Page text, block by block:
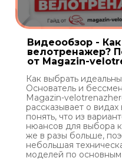
Видеообзор -
велотренажер?
от Magazin-
Как выбрать
Основатель и
Magazin-
рассказывает о
понять, что из
нюансов для выбора
же в разы больше,
небольшая
моделей по